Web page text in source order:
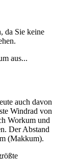
da Sie keine
aus...
auch davon
Windrad von
Workum und
Der Abstand
(Makkum).